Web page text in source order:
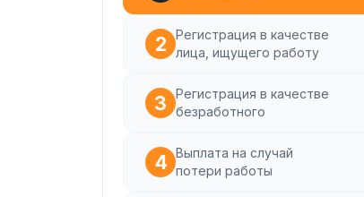
Регистрация в качестве
лица, ищущего работу
Регистрация в качестве
безработного
Выплата на случай
потери работы